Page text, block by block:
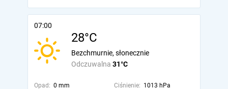
07:00
28°C
Odczuwalna 31°C
Bezchmurnie, słonecznie
Opad: 0 mm Ciśnienie: 1013 hPa